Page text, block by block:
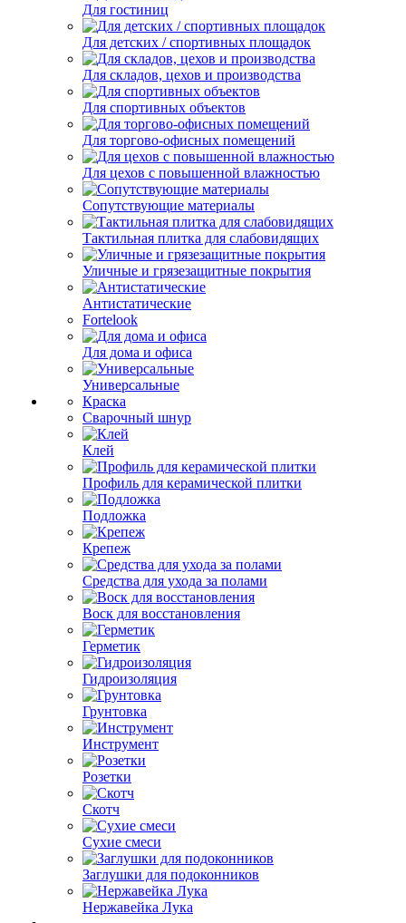
Для гостиниц
Для детских / спортивных площадок
Для складов, цехов и производства
Для спортивных объектов
Для торгово-офисных помещений
Для цехов с повышенной влажностью
Сопутствующие материалы
Тактильная плитка для слабовидящих
Уличные и грязезащитные покрытия
Антистатические
Fortelook
Для дома и офиса
Универсальные
Краска
Сварочный шнур
Клей
Профиль для керамической плитки
Подложка
Крепеж
Средства для ухода за полами
Воск для восстановления
Герметик
Гидроизоляция
Грунтовка
Инструмент
Розетки
Скотч
Сухие смеси
Заглушки для подоконников
Нержавейка Лука